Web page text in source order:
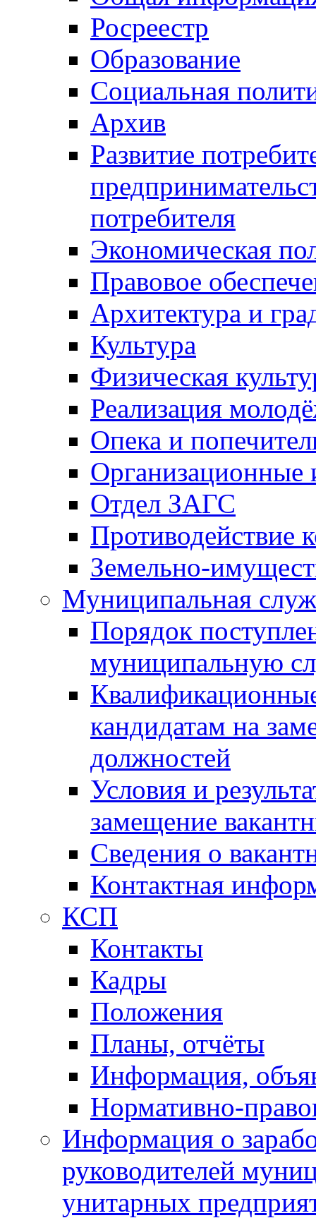
Росреестр
Образование
Социальная
Архив
Развитие
потребителя
Экономическая
Правовое
Архитектура и
Культура
Физическая
Реализация
Опека и
Отдел ЗАГС
Противодействие
Земельно-
Муниципальная
Порядок
муниципальную
кандидатам на
должностей
Условия и
замещение
Сведения о
Контактная
КСП
Контакты
Кадры
Положения
Планы, отчёты
Информация,
Нормативно-
Информация о
руководителей
унитарных